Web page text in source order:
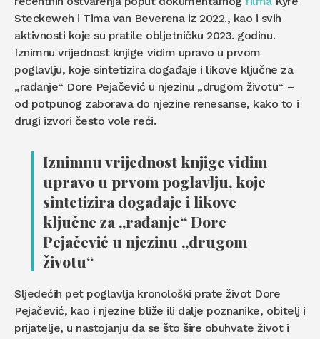
Steckeweh i Tima van Beverena iz 2022., kao i svih
aktivnosti koje su pratile obljetničku 2023. godinu.
Iznimnu vrijednost knjige vidim upravo u prvom
poglavlju, koje sintetizira događaje i likove ključne za
„rađanje“ Dore Pejačević u njezinu „drugom životu“ –
od potpunog zaborava do njezine renesanse, kako to i
drugi izvori često vole reći.
Iznimnu vrijednost knjige vidim
upravo u prvom poglavlju, koje
sintetizira događaje i likove
ključne za „rađanje“ Dore
Pejačević u njezinu „drugom
životu“
Sljedećih pet poglavlja kronološki prate život Dore
Pejačević, kao i njezine bliže ili dalje poznanike, obitelj i
prijatelje, u nastojanju da se što šire obuhvate život i